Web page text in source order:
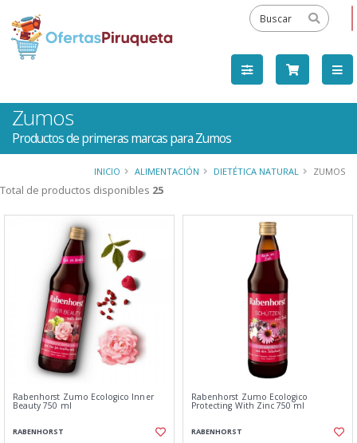
Zumos
Productos de primeras marcas para Zumos
INICIO ALIMENTACIÓN DIETÉTICA NATURAL ZUMOS
Total de productos disponibles 25
Rabenhorst Zumo Ecologico Inner
Beauty 750 ml
RABENHORST
Rabenhorst Zumo Ecologico
Protecting With Zinc 750 ml
RABENHORST